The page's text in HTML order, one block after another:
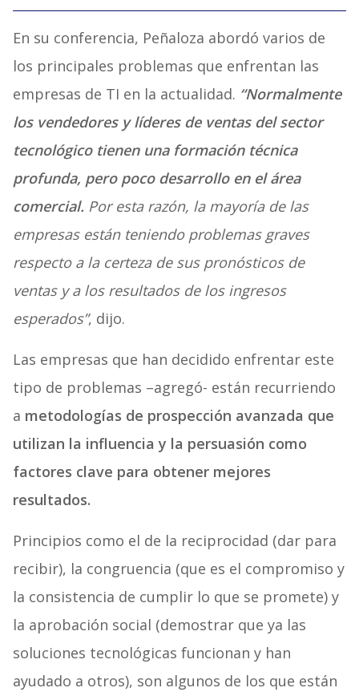
En su conferencia, Peñaloza abordó varios de
los principales problemas que enfrentan las
empresas de TI en la actualidad. “Normalmente
los vendedores y líderes de ventas del sector
tecnológico tienen una formación técnica
profunda, pero poco desarrollo en el área
comercial. Por esta razón, la mayoría de las
empresas están teniendo problemas graves
respecto a la certeza de sus pronósticos de
ventas y a los resultados de los ingresos
esperados”, dijo.
Las empresas que han decidido enfrentar este
tipo de problemas –agregó- están recurriendo
a metodologías de prospección avanzada que
utilizan la influencia y la persuasión como
factores clave para obtener mejores
resultados.
Principios como el de la reciprocidad (dar para
recibir), la congruencia (que es el compromiso y
la consistencia de cumplir lo que se promete) y
la aprobación social (demostrar que ya las
soluciones tecnológicas funcionan y han
ayudado a otros), son algunos de los que están